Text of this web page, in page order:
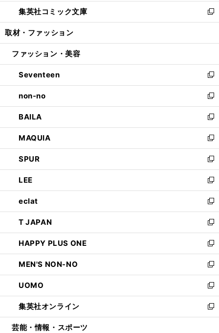
く
で
開
ン
ド
ウ
開
ウ
ィ
ン
ウ
開
く
し
い
ウ
ン
ウ
で
開
く
集英社コミック文庫
新
し
ウ
ン
ド
ウ
で
開
く
取材・ファッション
ファッション・美容
Seventeen
新
し
い
ウ
ィ
ン
ド
ウ
で
開
く
non-no
新
し
い
ウ
ィ
ン
ド
ウ
で
開
く
BAILA
新
し
い
ウ
ィ
ン
ド
ウ
で
開
く
MAQUIA
新
し
い
ウ
ィ
ン
ド
ウ
で
開
く
SPUR
新
し
い
ウ
ィ
ン
ド
ウ
で
開
く
LEE
新
し
い
ウ
ィ
ン
ド
ウ
で
開
く
eclat
新
し
い
ウ
ィ
ン
ド
ウ
で
開
く
T JAPAN
新
し
い
ウ
ィ
ン
ド
ウ
で
開
HAPPY PLUS ONE
新
し
い
ウ
ィ
ン
ド
ウ
MEN'S NON-NO
新
し
い
ウ
ィ
ン
UOMO
新
し
い
ウ
集英社オンライン
新
し
芸能・情報・スポーツ